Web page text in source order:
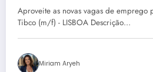
Aproveite as novas vagas de emprego
Tibco (m/f) - LISBOA Descrição…
Miriam Aryeh